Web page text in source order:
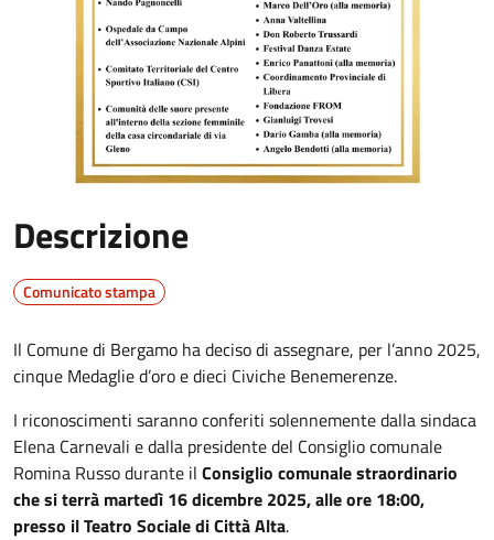
Descrizione
Comunicato stampa
Il Comune di Bergamo ha deciso di assegnare, per l’anno 2025,
cinque Medaglie d’oro e dieci Civiche Benemerenze.
I riconoscimenti saranno conferiti solennemente dalla sindaca
Elena Carnevali e dalla presidente del Consiglio comunale
Romina Russo durante il Consiglio comunale straordinario
che si terrà martedì 16 dicembre 2025, alle ore 18:00,
presso il Teatro Sociale di Città Alta.